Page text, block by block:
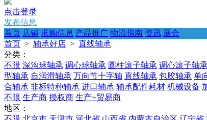
点击登录
发布信息
首页 店铺 求购信息 产品推广 物流指南 资讯 展会
首页 > 轴承好店 > 直线轴承
分类：
不限 深沟球轴承 调心球轴承 圆柱滚子轴承 调心滚子轴承
型轴承 自润滑轴承 万向节十字轴 直线轴承 包胶轴承 单
合轴承 非标特种轴承 进口轴承 轴承配件耗材 机械设备
不限 生产商 授权商 生产+贸易商
地区：